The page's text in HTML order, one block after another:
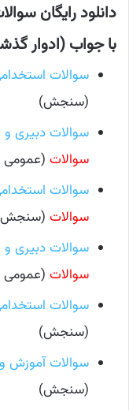
دانلود رایگان
با جواب (ادوار
سوالات
(سنجش)
سوالات دبیری و هنرآموز 28
سوالات
سوالات
سوالات
سوالات دبیری و
سوالات
سوالات
(سنجش)
سوالات آموزش و
(سنجش)